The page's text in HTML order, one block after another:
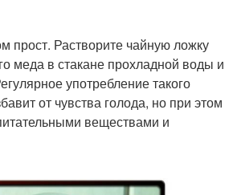
прост. Растворите чайную ложку
меда в стакане прохладной воды и
употребление такого
от чувства голода, но при этом
веществами и